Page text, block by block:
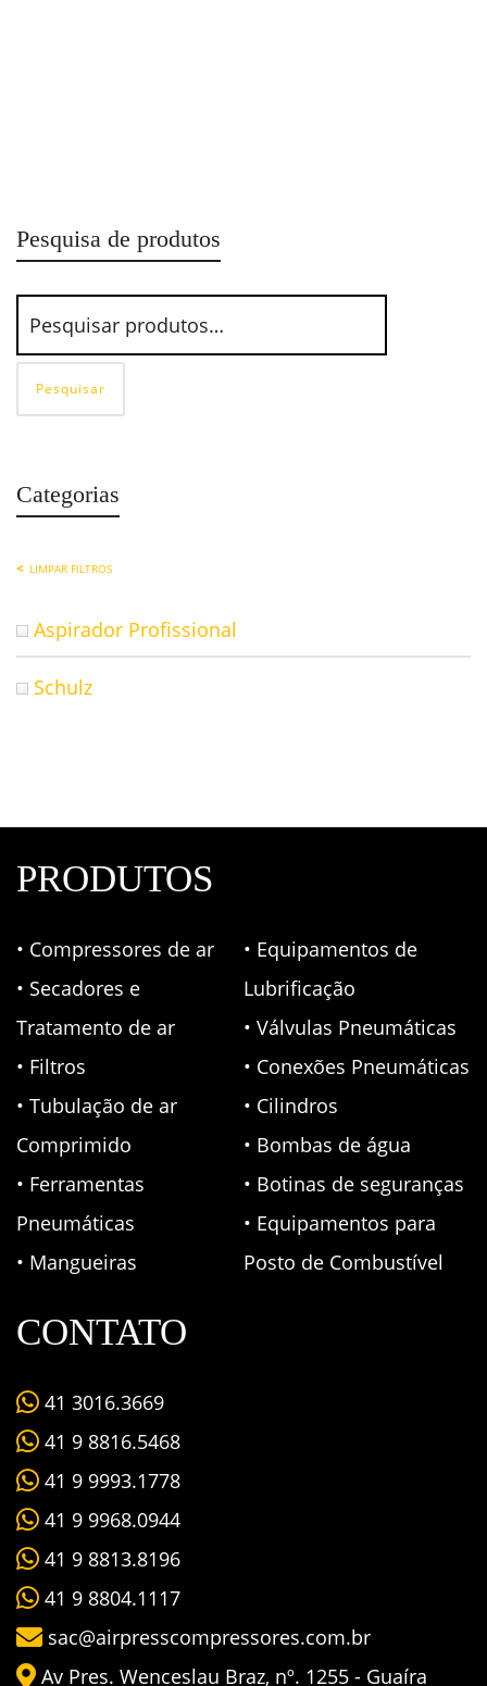
Pesquisa de produtos
Pesquisar
Categorias
LIMPAR FILTROS
Aspirador Profissional
Schulz
PRODUTOS
• Compressores de ar
• Secadores e
Tratamento de ar
• Filtros
• Tubulação de ar
Comprimido
• Ferramentas
Pneumáticas
• Mangueiras
• Equipamentos de
Lubrificação
• Válvulas Pneumáticas
• Conexões Pneumáticas
• Cilindros
• Bombas de água
• Botinas de seguranças
• Equipamentos para
Posto de Combustível
CONTATO
41 3016.3669
41 9 8816.5468
41 9 9993.1778
41 9 9968.0944
41 9 8813.8196
41 9 8804.1117
sac@airpresscompressores.com.br
Av Pres. Wenceslau Braz, nº. 1255 - Guaíra